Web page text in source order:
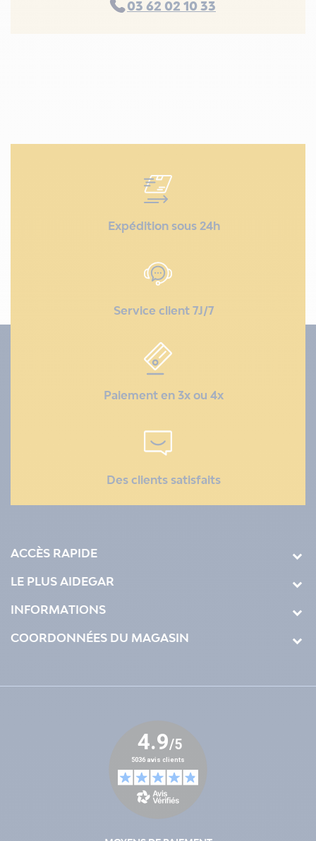
03 62 02 10 33
Expédition sous 24h
Service client 7J/7
Paiement en 3x ou 4x
Des clients satisfaits
ACCÈS RAPIDE
LE PLUS AIDEGAR
INFORMATIONS
COORDONNÉES DU MAGASIN